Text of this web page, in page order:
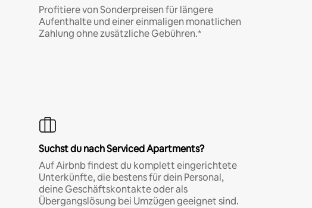
Profitiere von Sonderpreisen für längere
Aufenthalte und einer einmaligen monatlichen
Zahlung ohne zusätzliche Gebühren.*
Suchst du nach Serviced Apartments?
Auf Airbnb findest du komplett eingerichtete
Unterkünfte, die bestens für dein Personal,
deine Geschäftskontakte oder als
Übergangslösung bei Umzügen geeignet sind.